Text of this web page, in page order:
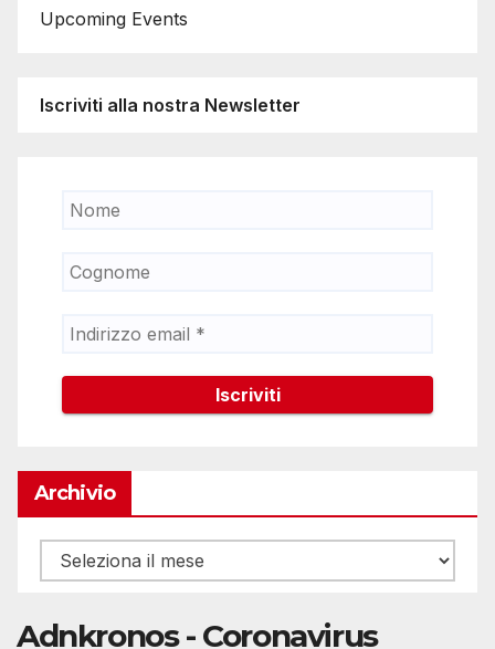
Upcoming Events
Iscriviti alla nostra Newsletter
Archivio
Archivio
Adnkronos - Coronavirus